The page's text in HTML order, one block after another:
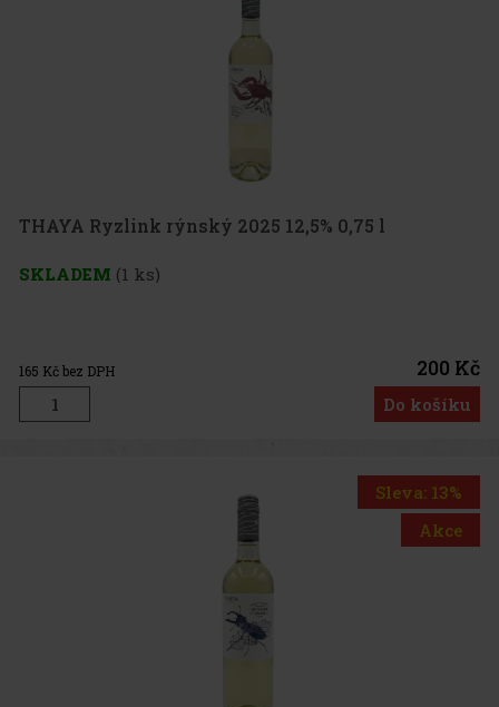
THAYA Ryzlink rýnský 2025 12,5% 0,75 l
SKLADEM (1 ks)
165 Kč bez DPH 200 Kč
Do košíku
Sleva: 13%
Akce